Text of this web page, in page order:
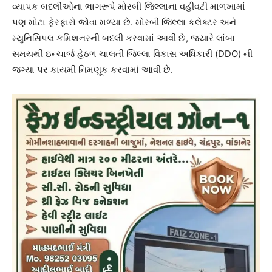
વ્યાપક બદલીઓના ભાગરૂપે મોરબી જિલ્લાના વહીવટી માળખામાં
પણ મોટા ફેરફારો જોવા મળ્યા છે. મોરબી જિલ્લા કલેક્ટર અને
મ્યુનિસિપલ કમિશનરની બદલી કરવામાં આવી છે, જ્યારે લાંબા
સમયથી ઇન્ચાર્જ હેઠળ ચાલતી જિલ્લા વિકાસ અધિકારી (DDO) ની
જગ્યા પર કાયમી નિમણૂક કરવામાં આવી છે.